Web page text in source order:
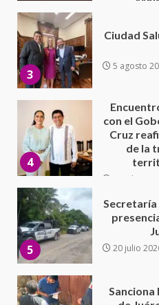
4
con el
Cruz
de la
5 20 julio
6
de
animal
16 julio